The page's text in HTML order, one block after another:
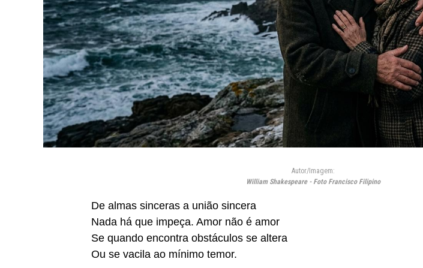
Autor/Imagem:
William Shakespeare - Foto Francisco Filipino
De almas sinceras a união sincera
Nada há que impeça. Amor não é amor
Se quando encontra obstáculos se altera
Ou se vacila ao mínimo temor.